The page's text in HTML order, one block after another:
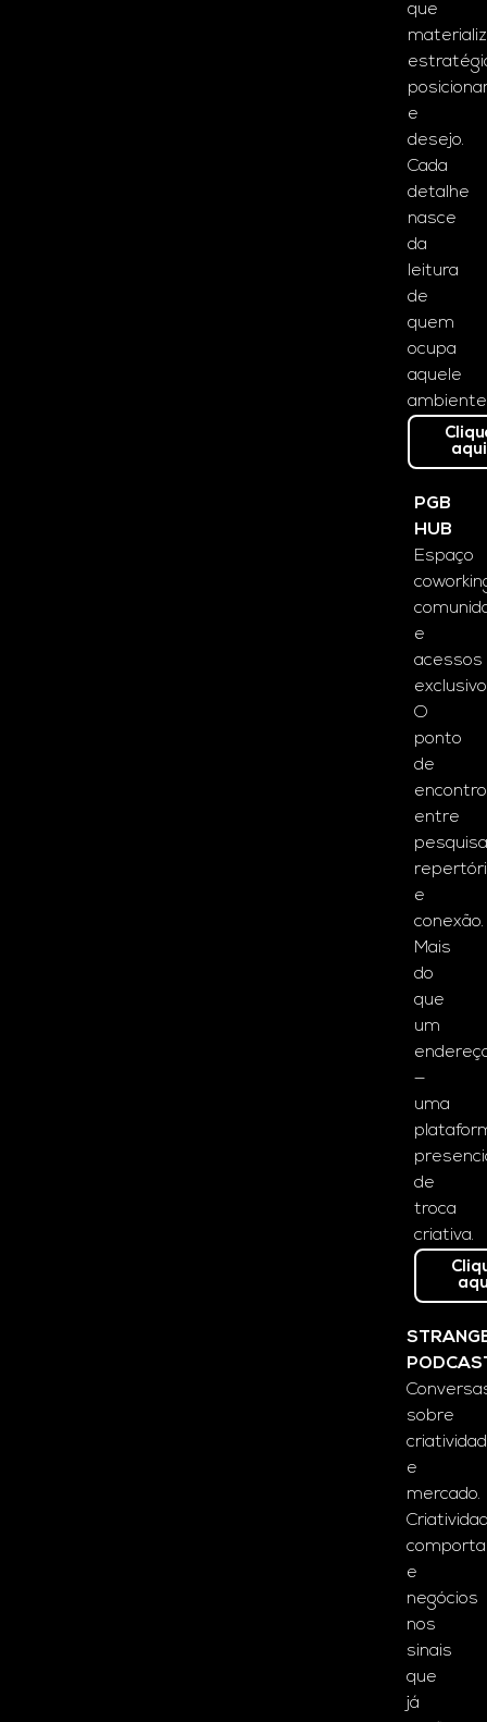
que
e
desejo.
Cada
detalhe
nasce
da
leitura
de
quem
ocupa
aquele
aqui
PGB
HUB
Espaço
e
acessos
O
ponto
de
encontro
entre
e
conexão.
Mais
do
que
um
—
uma
de
troca
criativa.
sobre
e
mercado.
e
negócios
nos
sinais
que
já